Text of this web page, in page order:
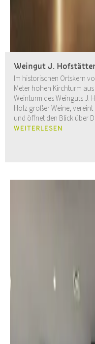
Weingut J. Hofstätter
Im historischen Ortskern
Meter hohen Kirchturm
Weinturm des Weinguts J.
Holz großer Weine,
und öffnet den Blick über
Vinothek liegt im Fels, ein
WEITERLESEN